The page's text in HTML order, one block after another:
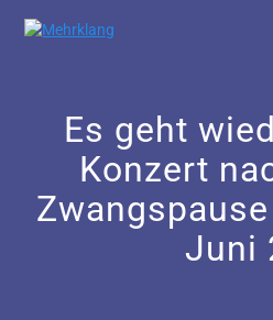
Es geht
Konzert
Juni